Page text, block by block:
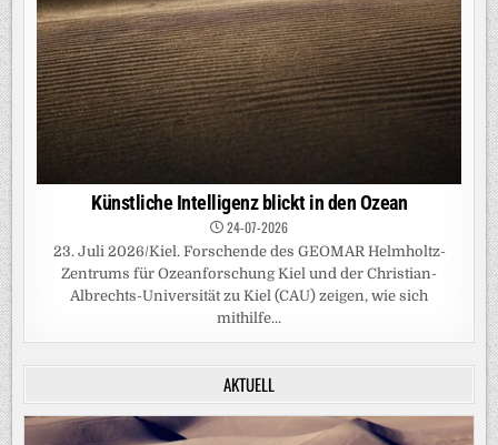
Künstliche Intelligenz blickt in den Ozean
24-07-2026
23. Juli 2026/Kiel. Forschende des GEOMAR Helmholtz-
Zentrums für Ozeanforschung Kiel und der Christian-
Albrechts-Universität zu Kiel (CAU) zeigen, wie sich
mithilfe...
AKTUELL